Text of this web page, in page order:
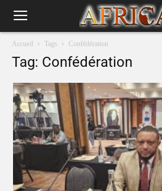
Accueil Tags Confédération
Tag: Confédération